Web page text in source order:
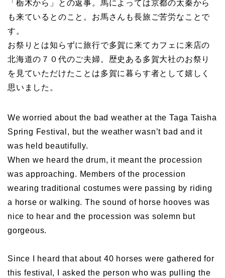
「栃木から」との返事。馬によっては京都の太秦から
も来ているとのこと。お馬さんも長旅ご苦労なことで
す。
お祭りとは知らずに旅行で多賀に来てカフェに来店の
北海道の７０代のご夫婦。歴史ある多賀大社のお祭り
を見ていただけたことは多賀に暮らす者として嬉しく
思いました。
We worried about the bad weather at the Taga Taisha
Spring Festival, but the weather wasn’t bad and it
was held beautifully.
When we heard the drum, it meant the procession
was approaching. Members of the procession
wearing traditional costumes were passing by riding
a horse or walking. The sound of horse hooves was
nice to hear and the procession was solemn but
gorgeous.
Since I heard that about 40 horses were gathered for
this festival, I asked the person who was pulling the